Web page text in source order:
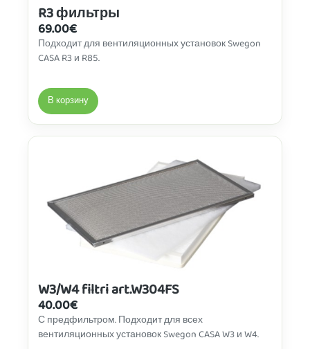
R3 фильтры
69.00€
Подходит для вентиляционных установок Swegon
CASA R3 и R85.
В корзину
W3/W4 filtri art.W304FS
40.00€
С предфильтром. Подходит для всех
вентиляционных установок Swegon CASA W3 и W4.